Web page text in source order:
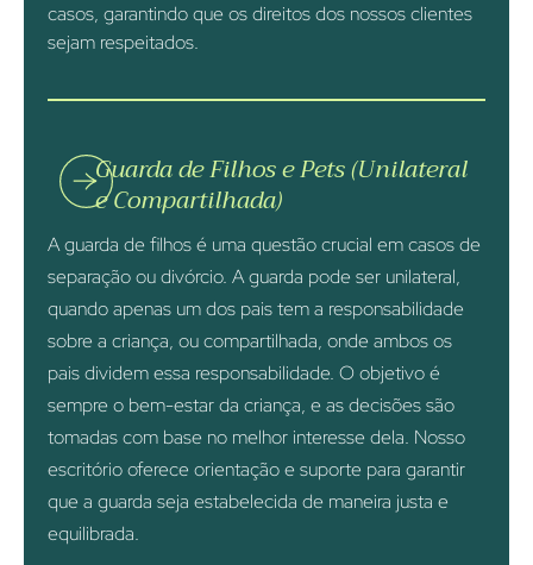
casos, garantindo que os direitos dos nossos clientes
sejam respeitados.
Guarda de Filhos e Pets (Unilateral
e Compartilhada)
A guarda de filhos é uma questão crucial em casos de
separação ou divórcio. A guarda pode ser unilateral,
quando apenas um dos pais tem a responsabilidade
sobre a criança, ou compartilhada, onde ambos os
pais dividem essa responsabilidade. O objetivo é
sempre o bem-estar da criança, e as decisões são
tomadas com base no melhor interesse dela. Nosso
escritório oferece orientação e suporte para garantir
que a guarda seja estabelecida de maneira justa e
equilibrada.